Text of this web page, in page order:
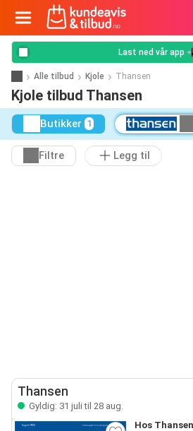
Last ned vår app
Alle tilbud Kjole Thansen
Kjole tilbud Thansen
Butikker 1
Filtre Legg til
Thansen
Gyldig: 31 juli til 28 aug.
Hos